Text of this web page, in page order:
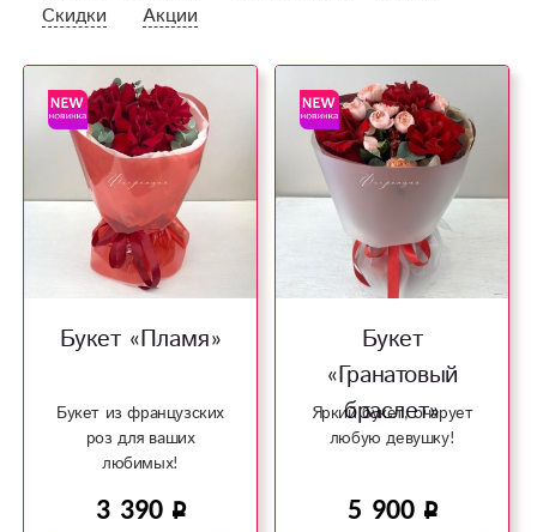
Скидки
Акции
Букет «Пламя»
Букет из французских
роз для ваших
любимых!
3 390
Букет
«Гранатовый
браслет»
Яркий букет, очарует
любую девушку!
5 900